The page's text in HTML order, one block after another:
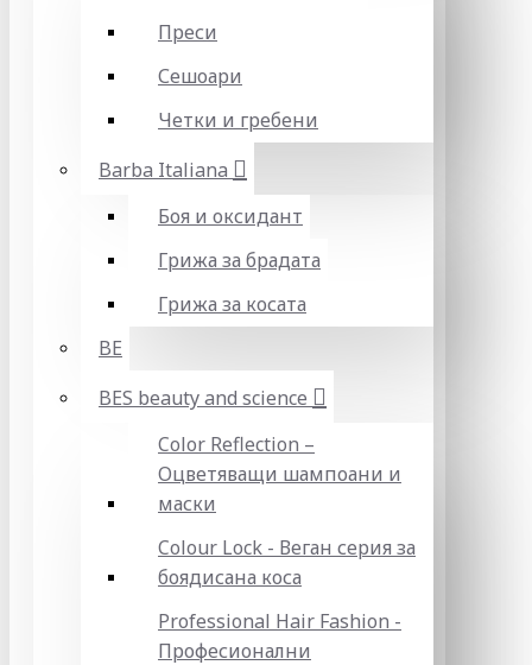
Преси
Сешоари
Четки и гребени
Barba Italiana
Боя и оксидант
Грижа за брадата
Грижа за косата
BE
BES beauty and science
Color Reflection –
Оцветяващи шампоани и
маски
Colour Lock - Веган серия за
боядисана коса
Professional Hair Fashion -
Професионални